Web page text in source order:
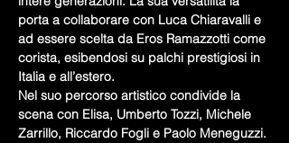
porta a collaborare con Luca Chiaravalli e
ad essere scelta da Eros Ramazzotti come
corista, esibendosi su palchi prestigiosi in
Italia e all’estero.
Nel suo percorso artistico condivide la
scena con Elisa, Umberto Tozzi, Michele
Zarrillo, Riccardo Fogli e Paolo Meneguzzi.